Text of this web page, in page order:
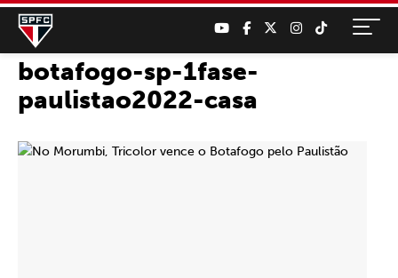
botafogo-sp-1fase-
paulistao2022-casa